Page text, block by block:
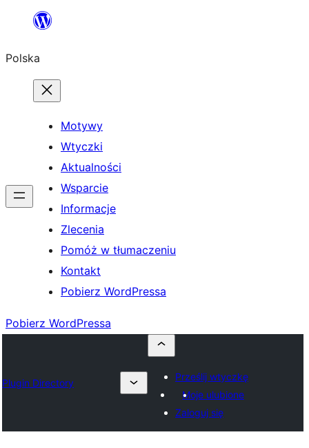
Przejdź
treści
Polska
Motywy
Wtyczki
Aktualności
Wsparcie
Informacje
Zlecenia
Pomóż w tłumaczeniu
Kontakt
Pobierz WordPressa
Pobierz WordPressa
Plugin Directory
Prześlij wtyczkę
Moje ulubione
Zaloguj się